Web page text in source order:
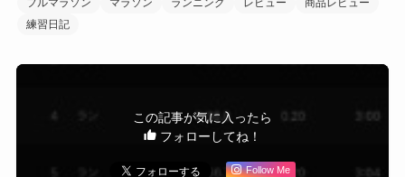
練習日記
この記事が気に入ったら
フォローしてね！
Follow Me